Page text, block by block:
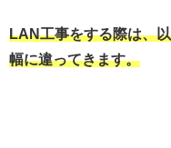
LAN工事をする際は、
幅に違ってきます。